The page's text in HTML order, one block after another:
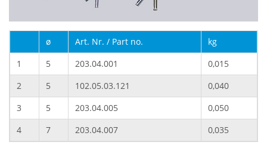
ø Art. Nr. / Part no.
kg
1
5 203.04.001
0,015
2
5 102.05.03.121
0,040
3
5 203.04.005
0,050
4
7 203.04.007 0,035